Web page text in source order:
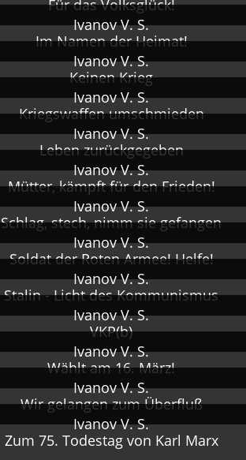
Für das Volksglück!
Ivanov V. S.
Im Namen der Heimat!
Ivanov V. S.
Keinen Krieg
Ivanov V. S.
Kriegswaffen umschmieden
Ivanov V. S.
Leben zurückgegeben
Ivanov V. S.
Mütter, kämpft für den Frieden!
Ivanov V. S.
Schlag, stech, nimm sie gefangen
Ivanov V. S.
Soldat der Roten Armee! Helfe!
Ivanov V. S.
Stalin - Licht des Kommunismus
Ivanov V. S.
VKP(b)
Ivanov V. S.
Wählt am 16. März!
Ivanov V. S.
Wir gelangen zum Überfluß
Ivanov V. S.
Zum 75. Todestag von Karl Marx